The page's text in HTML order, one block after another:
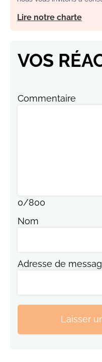
Lire notre charte
VOS
Commentaire
0/800
Nom
Adresse de
Laisser